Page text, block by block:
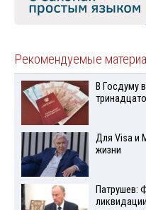
Рекомендуемые
В Госдуму
Для Visа и
жизни
Патрушев: